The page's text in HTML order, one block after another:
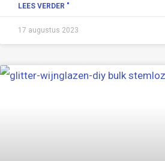
LEES VERDER "
17 augustus 2023